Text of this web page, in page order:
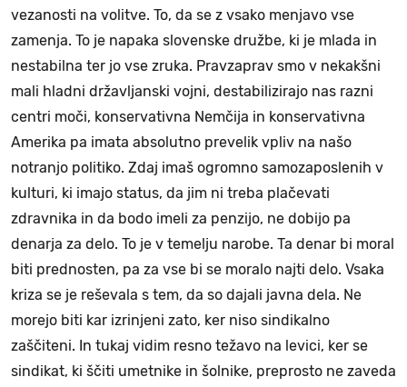
vezanosti na volitve. To, da se z vsako menjavo vse
zamenja. To je napaka slovenske družbe, ki je mlada in
nestabilna ter jo vse zruka. Pravzaprav smo v nekakšni
mali hladni državljanski vojni, destabilizirajo nas razni
centri moči, konservativna Nemčija in konservativna
Amerika pa imata absolutno prevelik vpliv na našo
notranjo politiko. Zdaj imaš ogromno samozaposlenih v
kulturi, ki imajo status, da jim ni treba plačevati
zdravnika in da bodo imeli za penzijo, ne dobijo pa
denarja za delo. To je v temelju narobe. Ta denar bi moral
biti prednosten, pa za vse bi se moralo najti delo. Vsaka
kriza se je reševala s tem, da so dajali javna dela. Ne
morejo biti kar izrinjeni zato, ker niso sindikalno
zaščiteni. In tukaj vidim resno težavo na levici, ker se
sindikat, ki ščiti umetnike in šolnike, preprosto ne zaveda